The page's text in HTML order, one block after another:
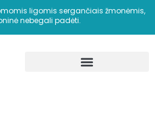
ligomis sergančiais žmonėmis,
nebegali padėti.